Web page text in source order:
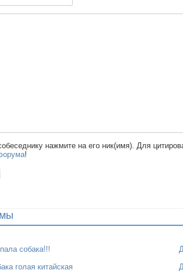
нажмите на его ник(имя). Для
!
собака!!!
голая китайская